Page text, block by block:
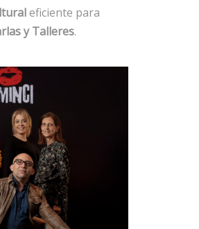
eficiente para
y Talleres.